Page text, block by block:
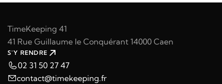
TimeKeeping 41
41 Rue Guillaume le Conquérant 14000 Caen
S'Y RENDRE
02 31 50 27 47
contact@timekeeping.fr